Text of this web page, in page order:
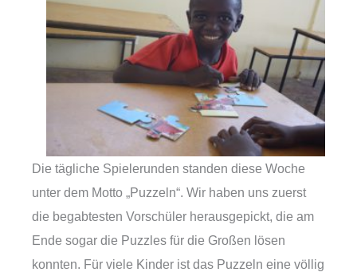
Die tägliche Spielerunden standen diese Woche
unter dem Motto „Puzzeln“. Wir haben uns zuerst
die begabtesten Vorschüler herausgepickt, die am
Ende sogar die Puzzles für die Großen lösen
konnten. Für viele Kinder ist das Puzzeln eine völlig